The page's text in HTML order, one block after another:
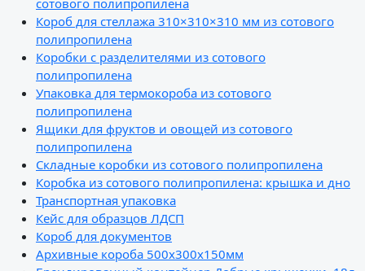
Короб для стеллажа 310×310×310 мм из сотового
полипропилена
Коробки с разделителями из сотового
полипропилена
Упаковка для термокороба из сотового
полипропилена
Ящики для фруктов и овощей из сотового
полипропилена
Складные коробки из сотового полипропилена
Коробка из сотового полипропилена: крышка и дно
Транспортная упаковка
Кейс для образцов ЛДСП
Короб для документов
Архивные короба 500х300х150мм